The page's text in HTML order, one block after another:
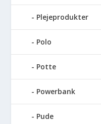
Plejeprodukter
Polo
Potte
Powerbank
Pude